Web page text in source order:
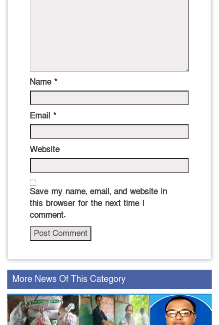
Name *
Email *
Website
Save my name, email, and website in
this browser for the next time I
comment.
More News Of This Category